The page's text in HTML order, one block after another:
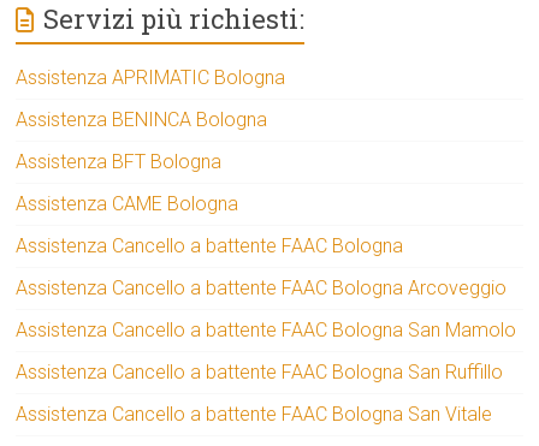
Servizi più richiesti:
Assistenza APRIMATIC Bologna
Assistenza BENINCA Bologna
Assistenza BFT Bologna
Assistenza CAME Bologna
Assistenza Cancello a battente FAAC Bologna
Assistenza Cancello a battente FAAC Bologna Arcoveggio
Assistenza Cancello a battente FAAC Bologna San Mamolo
Assistenza Cancello a battente FAAC Bologna San Ruffillo
Assistenza Cancello a battente FAAC Bologna San Vitale